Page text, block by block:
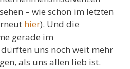
– wie schon im letzten
hier). Und die
gerade im
uns noch weit mehr
als uns allen lieb ist.